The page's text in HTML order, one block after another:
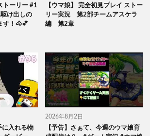
トーリー #1
け出しの
す！🐴💕
【ウマ娘】 完全初見プレイ ストー
リー実況 第2部チームアスケラ
編 第2章
に入れる物
2026年8月2日
【予告】さぁて、今週のウマ娘育